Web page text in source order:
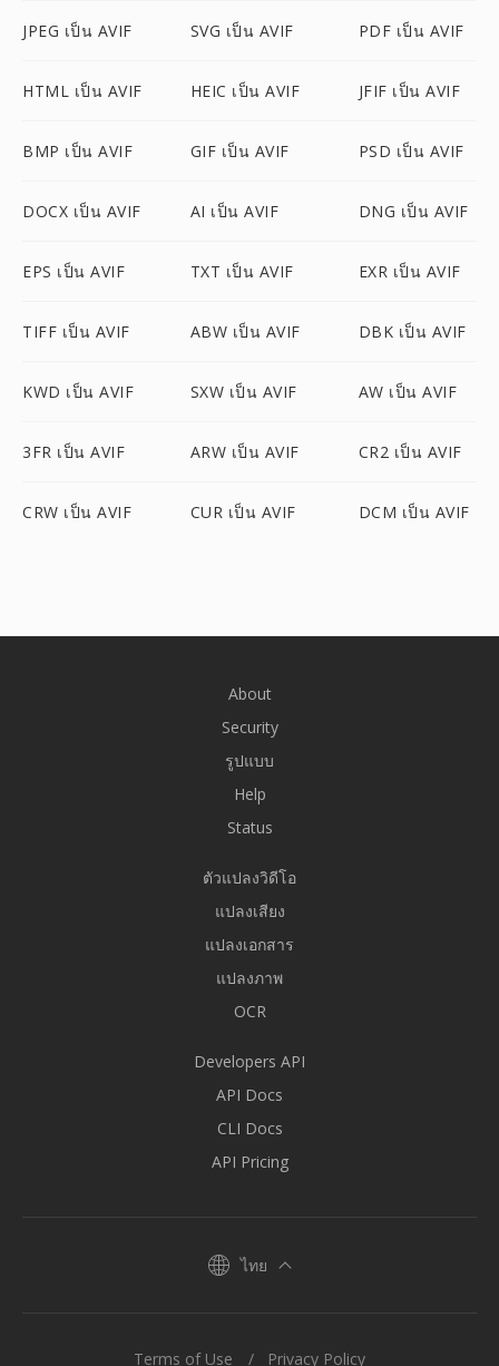
JPEG เป็น AVIF SVG เป็น AVIF PDF เป็น AVIF
HTML เป็น AVIF HEIC เป็น AVIF JFIF เป็น AVIF
BMP เป็น AVIF GIF เป็น AVIF PSD เป็น AVIF
DOCX เป็น AVIF AI เป็น AVIF DNG เป็น AVIF
EPS เป็น AVIF TXT เป็น AVIF EXR เป็น AVIF
TIFF เป็น AVIF ABW เป็น AVIF DBK เป็น AVIF
KWD เป็น AVIF SXW เป็น AVIF AW เป็น AVIF
3FR เป็น AVIF ARW เป็น AVIF CR2 เป็น AVIF
CRW เป็น AVIF CUR เป็น AVIF DCM เป็น AVIF
About
Security
รูปแบบ
Help
Status
ตัวแปลงวิดีโอ
แปลงเสียง
แปลงเอกสาร
แปลงภาพ
OCR
Developers API
API Docs
CLI Docs
API Pricing
ไทย
Terms of Use Privacy Policy